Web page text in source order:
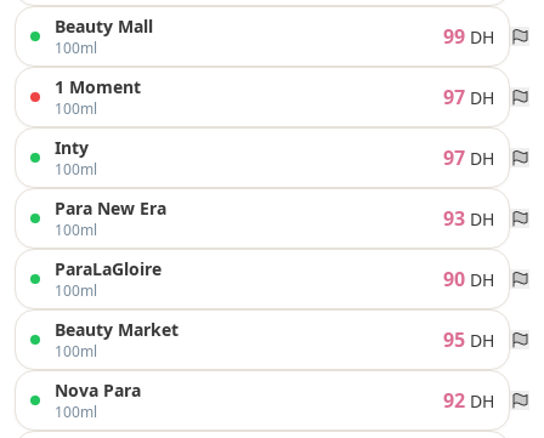
Beauty Mall
100ml 99 DH
1 Moment
100ml 97 DH
Inty
100ml 97 DH
Para New Era
100ml 93 DH
ParaLaGloire
100ml 90 DH
Beauty Market
100ml 95 DH
Nova Para
100ml 92 DH